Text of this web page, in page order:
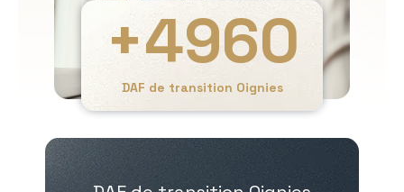
DAF de transition Oignies
+4960